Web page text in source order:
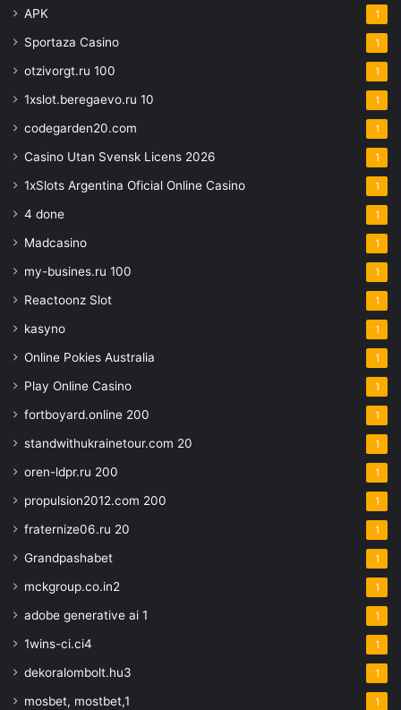
APK 1
Sportaza Casino 1
otzivorgt.ru 100 1
1xslot.beregaevo.ru 10 1
codegarden20.com 1
Casino Utan Svensk Licens 2026 1
1xSlots Argentina Oficial Online Casino 1
4 done 1
Madcasino 1
my-busines.ru 100 1
Reactoonz Slot 1
kasyno 1
Online Pokies Australia 1
Play Online Casino 1
fortboyard.online 200 1
standwithukrainetour.com 20 1
oren-ldpr.ru 200 1
propulsion2012.com 200 1
fraternize06.ru 20 1
Grandpashabet 1
mckgroup.co.in2 1
adobe generative ai 1 1
1wins-ci.ci4 1
dekoralombolt.hu3 1
mosbet, mostbet,1 1